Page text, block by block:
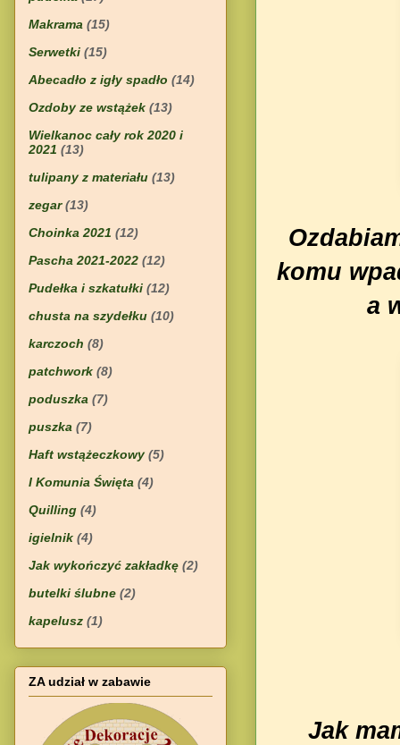
komu
a
Jak
Makrama (15)
Serwetki (15)
Abecadło z igły spadło (14)
Ozdoby ze wstążek (13)
Wielkanoc cały rok 2020 i
2021 (13)
tulipany z materiału (13)
zegar (13)
Choinka 2021 (12)
Pascha 2021-2022 (12)
Pudełka i szkatułki (12)
chusta na szydełku (10)
karczoch (8)
patchwork (8)
poduszka (7)
puszka (7)
Haft wstążeczkowy (5)
I Komunia Święta (4)
Quilling (4)
igielnik (4)
Jak wykończyć zakładkę (2)
butelki ślubne (2)
kapelusz (1)
ZA udział w zabawie